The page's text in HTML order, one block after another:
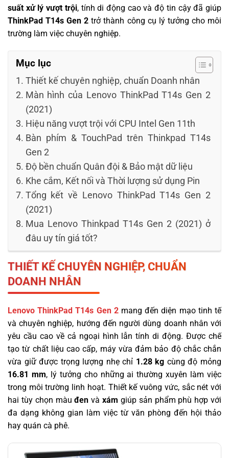
suất xử lý vượt trội, tính di động cao và độ tin cậy đã giúp
ThinkPad T14s Gen 2 trở thành công cụ lý tưởng cho môi
trường làm việc chuyên nghiệp.
Mục lục
Thiết kế chuyên nghiệp, chuẩn Doanh nhân
Màn hình của Lenovo ThinkPad T14s Gen 2
(2021)
Hiệu năng vượt trội với CPU Intel Gen 11th
Bàn phím & TouchPad trên Thinkpad T14s
Gen 2
Độ bền chuẩn Quân đội & Bảo mật dữ liệu
Khe cắm, Kết nối và Thời lượng sử dụng Pin
Tổng kết về Lenovo ThinkPad T14s Gen 2
(2021)
Mua Lenovo Thinkpad T14s Gen 2 (2021) ở
đâu uy tín giá tốt?
THIẾT KẾ CHUYÊN NGHIỆP, CHUẨN
DOANH NHÂN
Lenovo ThinkPad T14s Gen 2mang đến diện mạo tinh tế
và chuyên nghiệp, hướng đến người dùng doanh nhân với
yêu cầu cao về cả ngoại hình lẫn tính di động. Được chế
tạo từ chất liệu cao cấp, máy vừa đảm bảo độ chắc chắn
vừa giữ được trọng lượng nhẹ chỉ 1.28 kg cùng độ mỏng
16.81 mm, lý tưởng cho những ai thường xuyên làm việc
trong môi trường linh hoạt. Thiết kế vuông vức, sắc nét với
hai tùy chọn màuđen vàxám giúp sản phẩm phù hợp với
đa dạng không gian làm việc từ văn phòng đến hội thảo
hay quán cà phê.